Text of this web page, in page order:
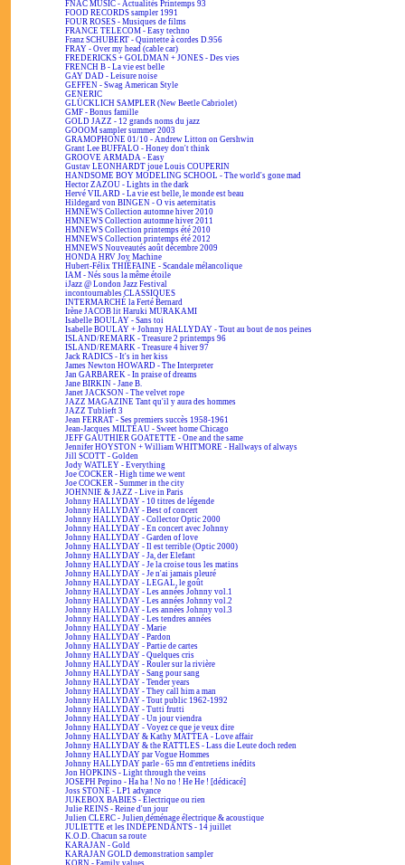
FNAC MUSIC - Actualités Printemps 93
FOOD RECORDS sampler 1991
FOUR ROSES - Musiques de films
FRANCE TELECOM - Easy techno
Franz SCHUBERT - Quintette à cordes D.956
FRAY - Over my head (cable car)
FREDERICKS + GOLDMAN + JONES - Des vies
FRENCH B - La vie est belle
GAY DAD - Leisure noise
GEFFEN - Swag American Style
GENERIC
GLÜCKLICH SAMPLER (New Beetle Cabriolet)
GMF - Bonus famille
GOLD JAZZ - 12 grands noms du jazz
GOOOM sampler summer 2003
GRAMOPHONE 01/10 - Andrew Litton on Gershwin
Grant Lee BUFFALO - Honey don't think
GROOVE ARMADA - Easy
Gustav LEONHARDT joue Louis COUPERIN
HANDSOME BOY MODELING SCHOOL - The world's gone mad
Hector ZAZOU - Lights in the dark
Hervé VILARD - La vie est belle, le monde est beau
Hildegard von BINGEN - O vis aeternitatis
HMNEWS Collection automne hiver 2010
HMNEWS Collection automne hiver 2011
HMNEWS Collection printemps été 2010
HMNEWS Collection printemps été 2012
HMNEWS Nouveautés août décembre 2009
HONDA HRV Joy Machine
Hubert-Félix THIÉFAINE - Scandale mélancolique
IAM - Nés sous la même étoile
iJazz @ London Jazz Festival
incontournables CLASSIQUES
INTERMARCHÉ la Ferté Bernard
Irène JACOB lit Haruki MURAKAMI
Isabelle BOULAY - Sans toi
Isabelle BOULAY + Johnny HALLYDAY - Tout au bout de nos peines
ISLAND/REMARK - Treasure 2 printemps 96
ISLAND/REMARK - Treasure 4 hiver 97
Jack RADICS - It's in her kiss
James Newton HOWARD - The Interpreter
Jan GARBAREK - In praise of dreams
Jane BIRKIN - Jane B.
Janet JACKSON - The velvet rope
JAZZ MAGAZINE Tant qu'il y aura des hommes
JAZZ Tublieft 3
Jean FERRAT - Ses premiers succès 1958-1961
Jean-Jacques MILTEAU - Sweet home Chicago
JEFF GAUTHIER GOATETTE - One and the same
Jennifer HOYSTON + William WHITMORE - Hallways of always
Jill SCOTT - Golden
Jody WATLEY - Everything
Joe COCKER - High time we went
Joe COCKER - Summer in the city
JOHNNIE & JAZZ - Live in Paris
Johnny HALLYDAY - 10 titres de légende
Johnny HALLYDAY - Best of concert
Johnny HALLYDAY - Collector Optic 2000
Johnny HALLYDAY - En concert avec Johnny
Johnny HALLYDAY - Garden of love
Johnny HALLYDAY - Il est terrible (Optic 2000)
Johnny HALLYDAY - Ja, der Elefant
Johnny HALLYDAY - Je la croise tous les matins
Johnny HALLYDAY - Je n'ai jamais pleuré
Johnny HALLYDAY - LEGAL, le goût
Johnny HALLYDAY - Les années Johnny vol.1
Johnny HALLYDAY - Les années Johnny vol.2
Johnny HALLYDAY - Les années Johnny vol.3
Johnny HALLYDAY - Les tendres années
Johnny HALLYDAY - Marie
Johnny HALLYDAY - Pardon
Johnny HALLYDAY - Partie de cartes
Johnny HALLYDAY - Quelques cris
Johnny HALLYDAY - Rouler sur la rivière
Johnny HALLYDAY - Sang pour sang
Johnny HALLYDAY - Tender years
Johnny HALLYDAY - They call him a man
Johnny HALLYDAY - Tout public 1962-1992
Johnny HALLYDAY - Tutti frutti
Johnny HALLYDAY - Un jour viendra
Johnny HALLYDAY - Voyez ce que je veux dire
Johnny HALLYDAY & Kathy MATTEA - Love affair
Johnny HALLYDAY & the RATTLES - Lass die Leute doch reden
Johnny HALLYDAY par Vogue Hommes
Johnny HALLYDAY parle - 65 mn d'entretiens inédits
Jon HOPKINS - Light through the veins
JOSEPH Pepino - Ha ha ! No no ! He He ! [dédicacé]
Joss STONE - LP1 advance
JUKEBOX BABIES - Électrique ou rien
Julie REINS - Reine d'un jour
Julien CLERC - Julien déménage électrique & acoustique
JULIETTE et les INDÉPENDANTS - 14 juillet
K.O.D. Chacun sa route
KARAJAN - Gold
KARAJAN GOLD demonstration sampler
KORN - Family values